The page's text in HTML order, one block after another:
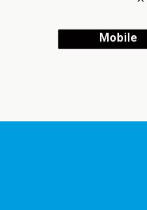
Mobile